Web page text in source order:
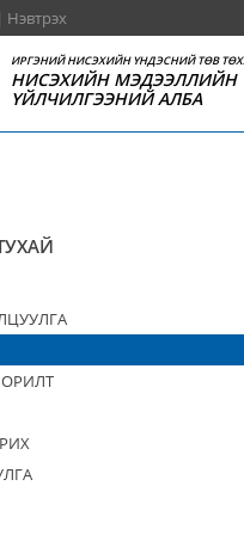
Нэвтрэх
ИРГЭНИЙ НИСЭХИЙН ҮНДЭСНИЙ ТӨВ
НИСЭХИЙН МЭДЭЭЛЛИЙН
ҮЙЛЧИЛГЭЭНИЙ АЛБА